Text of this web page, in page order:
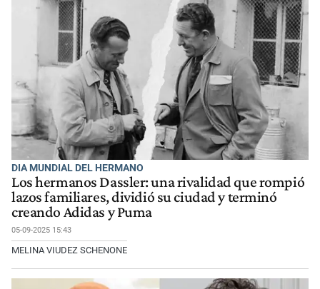
DIA MUNDIAL DEL HERMANO
Los hermanos Dassler: una rivalidad que rompió
lazos familiares, dividió su ciudad y terminó
creando Adidas y Puma
05-09-2025 15:43
MELINA VIUDEZ SCHENONE